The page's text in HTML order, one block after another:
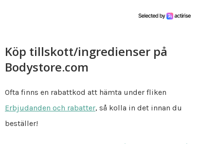
Köp tillskott/ingredienser på
Bodystore.com
Ofta finns en rabattkod att hämta under fliken
Erbjudanden och rabatter, så kolla in det innan du
beställer!